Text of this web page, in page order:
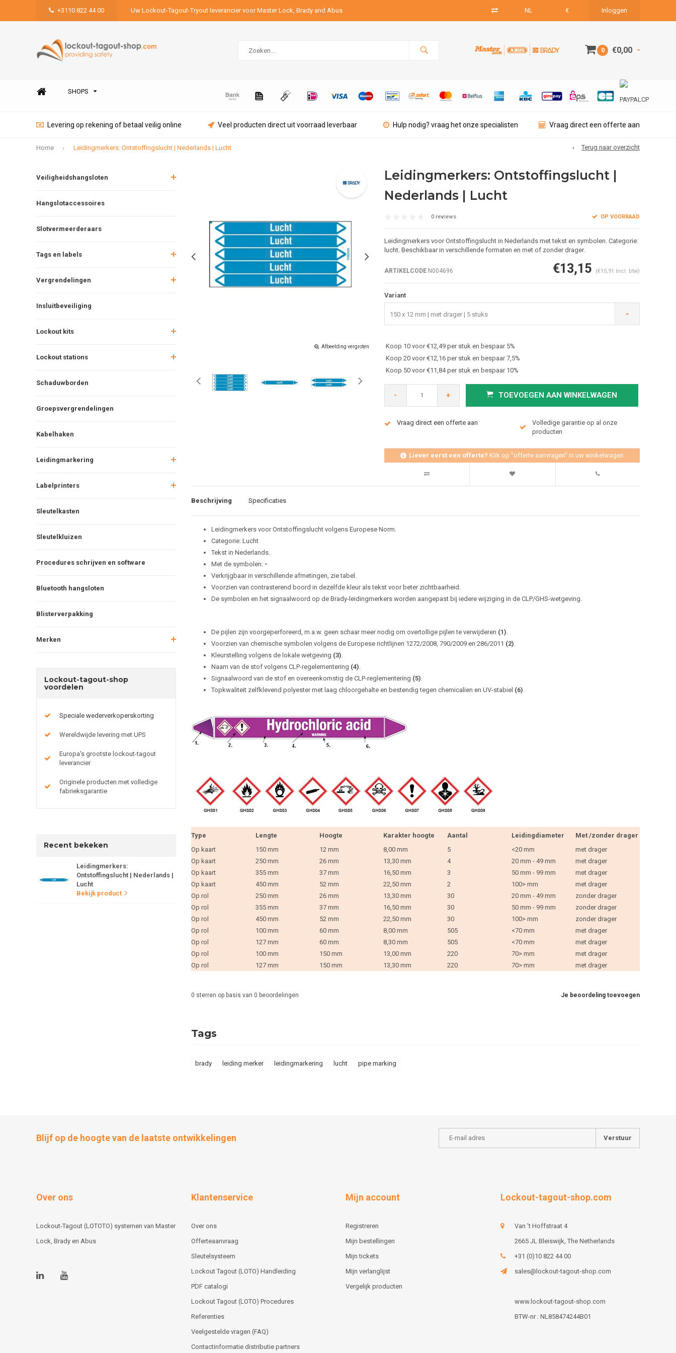
+3110 822 44 00 Uw Lockout-Tagout-Tryout leverancier voor Master Lock, Brady and Abus NL € Inloggen
0 €0,00
SHOPS
Levering op rekening of betaal veilig online Veel producten direct uit voorraad leverbaar Hulp nodig? vraag het onze specialisten Vraag direct een offerte aan
Home Leidingmerkers: Ontstoffingslucht | Nederlands | Lucht Terug naar overzicht
Veiligheidshangsloten
Hangslotaccessoires
Slotvermeerderaars
Tags en labels
Vergrendelingen
Insluitbeveiliging
Lockout kits
Lockout stations
Schaduwborden
Groepsvergrendelingen
Kabelhaken
Leidingmarkering
Labelprinters
Sleutelkasten
Sleutelkluizen
Procedures schrijven en software
Bluetooth hangsloten
Blisterverpakking
Merken
Lockout-tagout-shop
voordelen
Speciale wederverkoperskorting
Wereldwijde levering met UPS
Europa's grootste lockout-tagout
leverancier
Originele producten met volledige
fabrieksgarantie
Recent bekeken
Leidingmerkers:
Ontstoffingslucht | Nederlands |
Lucht
Bekijk product
Afbeelding vergroten Afbeelding vergroten
Leidingmerkers: Ontstoffingslucht |
Nederlands | Lucht
0 reviews OP VOORRAAD
Leidingmerkers voor Ontstoffingslucht in Nederlands met tekst en symbolen. Categorie:
lucht. Beschikbaar in verschillende formaten en met of zonder drager.
ARTIKELCODEN004696 €13,15 (€15,91 Incl. btw)
Variant
150 x 12 mm | met drager | 5 stuks
Koop 10 voor €12,49 per stuk en bespaar 5%
Koop 20 voor €12,16 per stuk en bespaar 7,5%
Koop 50 voor €11,84 per stuk en bespaar 10%
- + TOEVOEGEN AAN WINKELWAGEN
Vraag direct een offerte aan
Volledige garantie op al onze
producten
Liever eerst een offerte? Klik op "offerte aanvragen" in uw winkelwagen
Beschrijving Specificaties
Leidingmerkers voor Ontstoffingslucht volgens Europese Norm.
Categorie: Lucht
Tekst in Nederlands.
Met de symbolen: -
Verkrijgbaar in verschillende afmetingen, zie tabel.
Voorzien van contrasterend boord in dezelfde kleur als tekst voor beter zichtbaarheid.
De symbolen en het signaalwoord op de Brady-leidingmerkers worden aangepast bij iedere wijziging in de CLP/GHS-wetgeving.
De pijlen zijn voorgeperforeerd, m.a.w. geen schaar meer nodig om overtollige pijlen te verwijderen (1)
Voorzien van chemische symbolen volgens de Europese richtlijnen 1272/2008, 790/2009 en 286/2011 (2)
Kleurstelling volgens de lokale wetgeving (3)
Naam van de stof volgens CLP-regelementering (4)
Signaalwoord van de stof en overeenkomstig de CLP-reglementering (5)
Topkwaliteit zelfklevend polyester met laag chloorgehalte en bestendig tegen chemicalïen en UV-stabiel (6)
Type Lengte Hoogte Karakter hoogte Aantal Leidingdiameter
Met /zonder drager
Op kaart
150 mm 12 mm 8,00 mm 5 <20 mm
met drager
Op kaart
250 mm 26 mm 13,30 mm 4 20 mm - 49 mm
met drager
Op kaart
355 mm 37 mm 16,50 mm 3 50 mm - 99 mm
met drager
Op kaart
450 mm 52 mm 22,50 mm 2 100> mm
met drager
Op rol
250 mm 26 mm 13,30 mm 30 20 mm - 49 mm
zonder drager
Op rol
355 mm 37 mm 16,50 mm 30 50 mm - 99 mm
zonder drager
Op rol
450 mm 52 mm 22,50 mm 30 100> mm
zonder drager
Op rol
100 mm 60 mm 8,00 mm 505 <70 mm
met drager
Op rol
127 mm 60 mm 8,30 mm 505 <70 mm
met drager
Op rol
100 mm 150 mm 13,00 mm 220 70> mm
met drager
Op rol
127 mm 150 mm 13,30 mm 220 70> mm met drager
Je beoordeling toevoegen
0 sterren op basis van 0 beoordelingen
Tags
brady leiding merker leidingmarkering lucht pipe marking
Blijf op de hoogte van de laatste ontwikkelingen Verstuur
Over ons
Lockout-Tagout (LOTOTO) systemen van Master
Lock, Brady en Abus
Klantenservice
Over ons
Offerteaanvraag
Sleutelsysteem
Lockout Tagout (LOTO) Handleiding
PDF catalogi
Lockout Tagout (LOTO) Procedures
Referenties
Veelgestelde vragen (FAQ)
Contactinformatie distributie partners
Mijn account
Registreren
Mijn bestellingen
Mijn tickets
Mijn verlanglijst
Vergelijk producten
Lockout-tagout-shop.com
Van 't Hoffstraat 4
2665 JL Bleiswijk, The Netherlands
+31 (0)10 822 44 00
sales@lockout-tagout-shop.com
www.lockout-tagout-shop.com
BTW-nr : NL858474244B01